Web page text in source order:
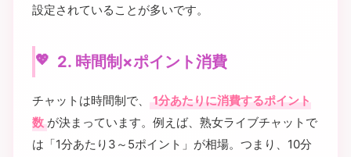
設定されていることが多いです。
2. 時間制×ポイント消費
チャットは時間制で、
1分あたりに消費するポイント
数 が決まっています。例えば、熟女ライブチャットで
は「1分あたり3～5ポイント」が相場。つまり、10分